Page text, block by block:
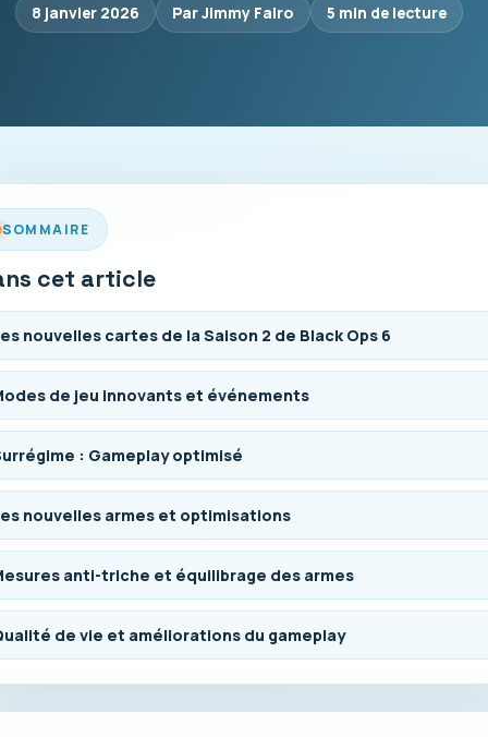
8 janvier 2026 Par Jimmy Falro 5 min de lecture
SOMMAIRE
cet article
nouvelles cartes de la Saison 2 de Black Ops 6
de jeu innovants et événements
: Gameplay optimisé
nouvelles armes et optimisations
anti-triche et équilibrage des armes
de vie et améliorations du gameplay